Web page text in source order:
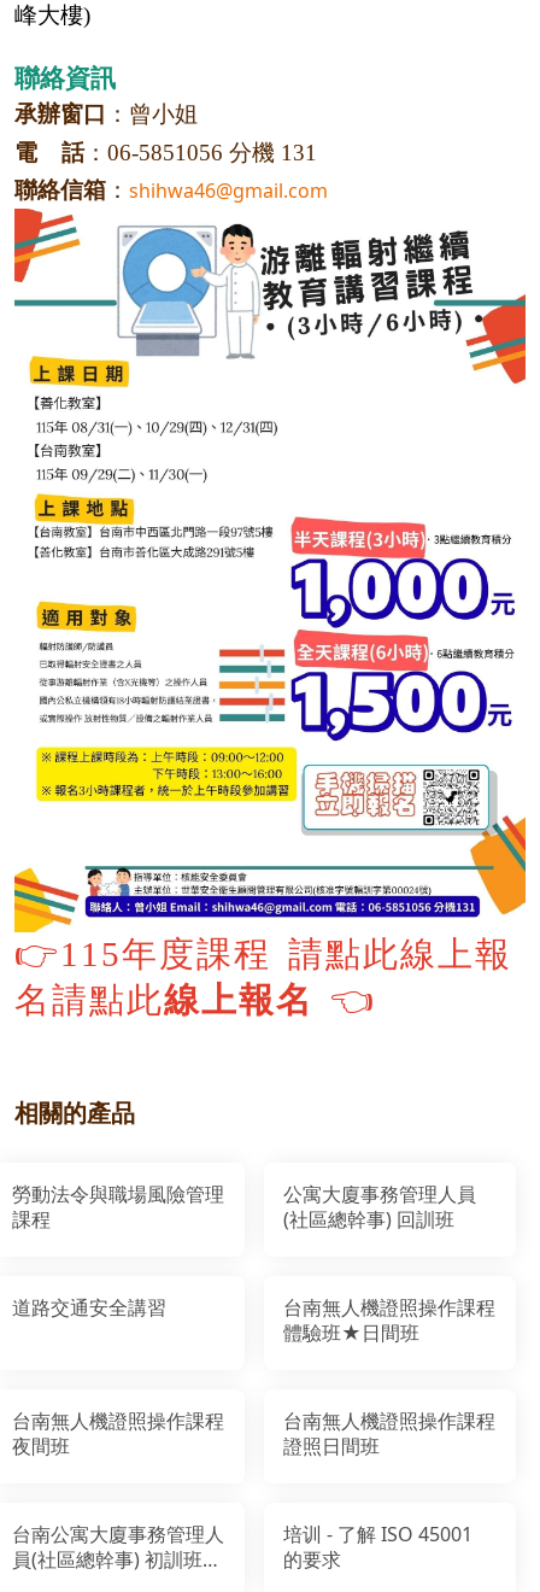
峰大樓)
聯絡資訊
承辦窗口 ：曾小姐
電
話： 06-5851056 分機 131
聯絡信箱 ： shihwa46@gmail.com
👉115年度課程 請點此線上報
名請點此線上報名 👈
相關的產品
勞動法令與職場風險管理
課程
公寓大廈事務管理人員
(社區總幹事) 回訓班
道路交通安全講習
台南無人機證照操作課程
體驗班★日間班
台南無人機證照操作課程
夜間班
台南無人機證照操作課程
證照日間班
台南公寓大廈事務管理人
員(社區總幹事) 初訓班
培训 - 了解 ISO 45001
的要求